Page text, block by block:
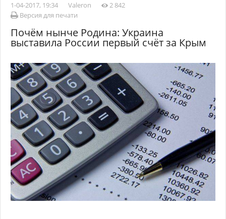
1-04-2017, 19:34 Valeron
2 842
Версия для печати
Почём нынче Родина: Украина
выставила России первый счёт за Крым